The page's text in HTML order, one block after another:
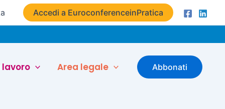
Accedi a EuroconferenceinPratica
lavoro Area legale Abbonati